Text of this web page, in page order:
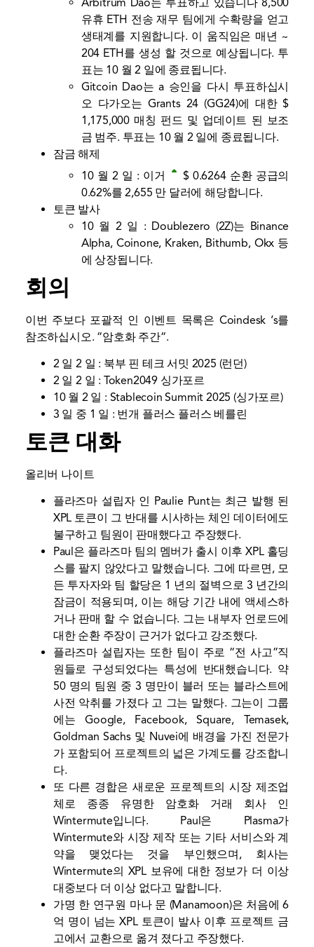
유휴 ETH 전송재무 팀에게 수확량을 얻고
생태계를 지원합니다. 이 움직임은 매년 ~
204 ETH를 생성 할 것으로 예상됩니다. 투
표는 10 월 2 일에 종료됩니다.
Gitcoin Dao는 a승인을 다시 투표하십시
오 다가오는 Grants 24 (GG24)에 대한 $
1,175,000 매칭 펀드 및 업데이트 된 보조
금 범주. 투표는 10 월 2 일에 종료됩니다.
잠금 해제
10 월 2 일 : 이거 $ 0.6264순환 공급의
0.62%를 2,655 만 달러에 해당합니다.
토큰 발사
10 월 2 일 : Doublezero (2Z)는 Binance
Alpha, Coinone, Kraken, Bithumb, Okx 등
에 상장됩니다.
회의
이번 주보다 포괄적 인 이벤트 목록은 Coindesk ‘s를
참조하십시오. “암호화 주간“.
2 일 2 일 : 북부 핀 테크 서밋 2025 (런던)
2 일 2 일 : Token2049 싱가포르
10 월 2 일 : Stablecoin Summit 2025 (싱가포르)
3 일 중 1 일 : 번개 플러스 플러스 베를린
토큰 대화
올리버 나이트
플라즈마 설립자 인 Paulie Punt는 최근 발행 된
XPL 토큰이 그 반대를 시사하는 체인 데이터에도
불구하고 팀원이 판매했다고 주장했다.
Paul은 플라즈마 팀의 멤버가 출시 이후 XPL 홀딩
스를 팔지 않았다고 말했습니다. 그에 따르면, 모
든 투자자와 팀 할당은 1 년의 절벽으로 3 년간의
잠금이 적용되며, 이는 해당 기간 내에 액세스하
거나 판매 할 수 없습니다. 그는 내부자 언로드에
대한 순환 주장이 근거가 없다고 강조했다.
플라즈마 설립자는 또한 팀이 주로 “전 사고”직
원들로 구성되었다는 특성에 반대했습니다. 약
50 명의 팀원 중 3 명만이 블러 또는 블라스트에
사전 악취를 가졌다 고 그는 말했다. 그는이 그룹
에는 Google, Facebook, Square, Temasek,
Goldman Sachs 및 Nuvei에 배경을 가진 전문가
가 포함되어 프로젝트의 넓은 가계도를 강조합니
다.
또 다른 경합은 새로운 프로젝트의 시장 제조업
체로 종종 유명한 암호화 거래 회사 인
Wintermute입니다. Paul은 Plasma가
Wintermute와 시장 제작 또는 기타 서비스와 계
약을 맺었다는 것을 부인했으며, 회사는
Wintermute의 XPL 보유에 대한 정보가 더 이상
대중보다 더 이상 없다고 말합니다.
가명 한 연구원 마나 문 (Manamoon)은 처음에 6
억 명이 넘는 XPL 토큰이 발사 이후 프로젝트 금
고에서 교환으로 옮겨 졌다고 주장했다.